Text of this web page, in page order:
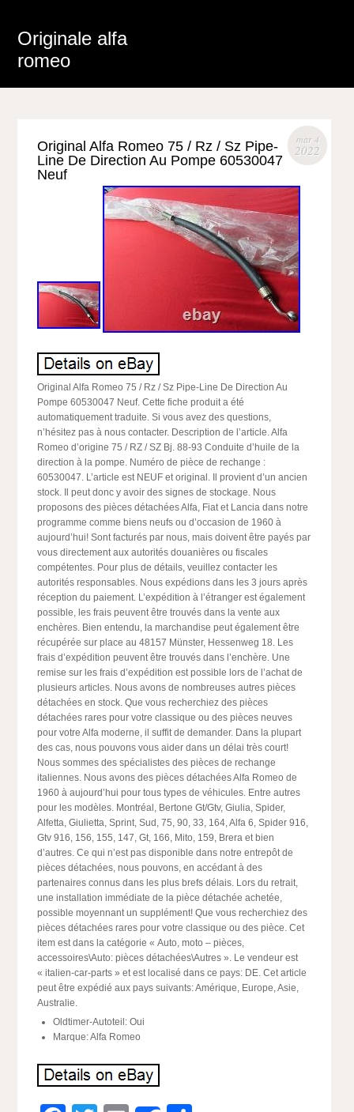
Originale alfa
romeo
mar 4
2022
Original Alfa Romeo 75 / Rz / Sz Pipe-
Line De Direction Au Pompe 60530047
Neuf
Original Alfa Romeo 75 / Rz / Sz Pipe-Line De Direction Au
Pompe 60530047 Neuf. Cette fiche produit a été
automatiquement traduite. Si vous avez des questions,
n’hésitez pas à nous contacter. Description de l’article. Alfa
Romeo d’origine 75 / RZ / SZ Bj. 88-93 Conduite d’huile de la
direction à la pompe. Numéro de pièce de rechange :
60530047. L’article est NEUF et original. Il provient d’un ancien
stock. Il peut donc y avoir des signes de stockage. Nous
proposons des pièces détachées Alfa, Fiat et Lancia dans notre
programme comme biens neufs ou d’occasion de 1960 à
aujourd’hui! Sont facturés par nous, mais doivent être payés par
vous directement aux autorités douanières ou fiscales
compétentes. Pour plus de détails, veuillez contacter les
autorités responsables. Nous expédions dans les 3 jours après
réception du paiement. L’expédition à l’étranger est également
possible, les frais peuvent être trouvés dans la vente aux
enchères. Bien entendu, la marchandise peut également être
récupérée sur place au 48157 Münster, Hessenweg 18. Les
frais d’expédition peuvent être trouvés dans l’enchère. Une
remise sur les frais d’expédition est possible lors de l’achat de
plusieurs articles. Nous avons de nombreuses autres pièces
détachées en stock. Que vous recherchiez des pièces
détachées rares pour votre classique ou des pièces neuves
pour votre Alfa moderne, il suffit de demander. Dans la plupart
des cas, nous pouvons vous aider dans un délai très court!
Nous sommes des spécialistes des pièces de rechange
italiennes. Nous avons des pièces détachées Alfa Romeo de
1960 à aujourd’hui pour tous types de véhicules. Entre autres
pour les modèles. Montréal, Bertone Gt/Gtv, Giulia, Spider,
Alfetta, Giulietta, Sprint, Sud, 75, 90, 33, 164, Alfa 6, Spider 916,
Gtv 916, 156, 155, 147, Gt, 166, Mito, 159, Brera et bien
d’autres. Ce qui n’est pas disponible dans notre entrepôt de
pièces détachées, nous pouvons, en accédant à des
partenaires connus dans les plus brefs délais. Lors du retrait,
une installation immédiate de la pièce détachée achetée,
possible moyennant un supplément! Que vous recherchiez des
pièces détachées rares pour votre classique ou des pièce. Cet
item est dans la catégorie « Auto, moto – pièces,
accessoires\Auto: pièces détachées\Autres ». Le vendeur est
« italien-car-parts » et est localisé dans ce pays: DE. Cet article
peut être expédié aux pays suivants: Amérique, Europe, Asie,
Australie.
Oldtimer-Autoteil: Oui
Marque: Alfa Romeo